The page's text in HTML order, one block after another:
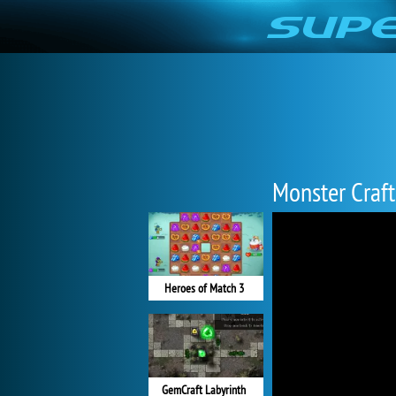
Monster
Heroes of Match 3
GemCraft Labyrinth